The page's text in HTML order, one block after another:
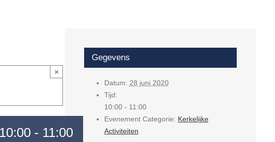
×
- 11:00
Gegevens
Datum: 28 juni 2020
Tijd:
10:00 - 11:00
Evenement Categorie: Kerkelijke
Activiteiten